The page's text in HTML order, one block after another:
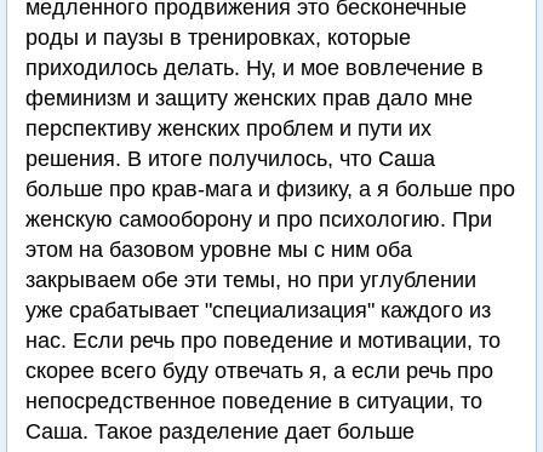
медленного продвижения это бесконечные
роды и паузы в тренировках, которые
приходилось делать. Ну, и мое вовлечение в
феминизм и защиту женских прав дало мне
перспективу женских проблем и пути их
решения. В итоге получилось, что Саша
больше про крав-мага и физику, а я больше про
женскую самооборону и про психологию. При
этом на базовом уровне мы с ним оба
закрываем обе эти темы, но при углублении
уже срабатывает "специализация" каждого из
нас. Если речь про поведение и мотивации, то
скорее всего буду отвечать я, а если речь про
непосредственное поведение в ситуации, то
Саша. Такое разделение дает больше